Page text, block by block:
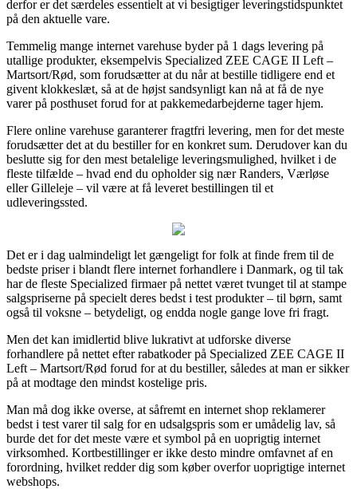
derfor er det særdeles essentielt at vi besigtiger leveringstidspunktet
på den aktuelle vare.
Temmelig mange internet varehuse byder på 1 dags levering på
utallige produkter, eksempelvis Specialized ZEE CAGE II Left –
Martsort/Rød, som forudsætter at du når at bestille tidligere end et
givent klokkeslæt, så at de højst sandsynligt kan nå at få de nye
varer på posthuset forud for at pakkemedarbejderne tager hjem.
Flere online varehuse garanterer fragtfri levering, men for det meste
forudsætter det at du bestiller for en konkret sum. Derudover kan du
beslutte sig for den mest betalelige leveringsmulighed, hvilket i de
fleste tilfælde – hvad end du opholder sig nær Randers, Værløse
eller Gilleleje – vil være at få leveret bestillingen til et
udleveringssted.
Det er i dag ualmindeligt let gængeligt for folk at finde frem til de
bedste priser i blandt flere internet forhandlere i Danmark, og til tak
har de fleste Specialized firmaer på nettet været tvunget til at stampe
salgspriserne på specielt deres bedst i test produkter – til børn, samt
også til voksne – betydeligt, og endda nogle gange love fri fragt.
Men det kan imidlertid blive lukrativt at udforske diverse
forhandlere på nettet efter rabatkoder på Specialized ZEE CAGE II
Left – Martsort/Rød forud for at du bestiller, således at man er sikker
på at modtage den mindst kostelige pris.
Man må dog ikke overse, at såfremt en internet shop reklamerer
bedst i test varer til salg for en udsalgspris som er umådelig lav, så
burde det for det meste være et symbol på en uoprigtig internet
virksomhed. Kortbestillinger er ikke desto mindre omfavnet af en
forordning, hvilket redder dig som køber overfor uoprigtige internet
webshops.